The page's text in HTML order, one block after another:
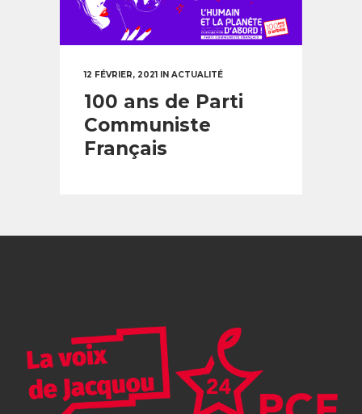
12 FÉVRIER, 2021 IN ACTUALITÉ
100 ans de Parti
Communiste
Français